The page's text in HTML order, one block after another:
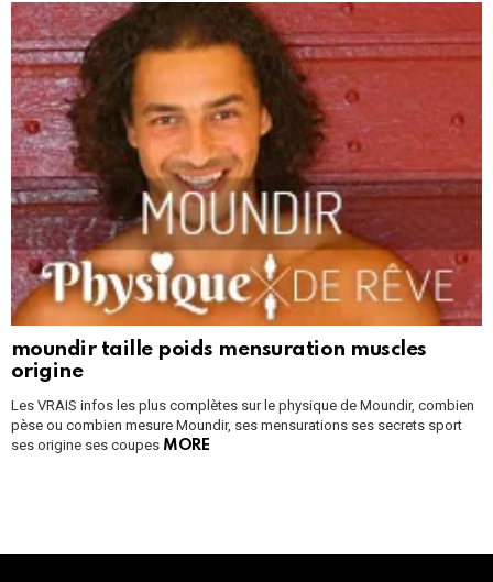
LATEST
STORIES
moundir taille poids mensuration muscles
origine
Les VRAIS infos les plus complètes sur le physique de Moundir, combien
pèse ou combien mesure Moundir, ses mensurations ses secrets sport
ses origine ses coupes MORE